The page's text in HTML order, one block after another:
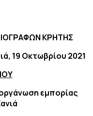
ΚΡΗΤΗΣ
19 Οκτωβρίου 2021
εμπορίας